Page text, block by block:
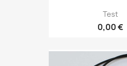
Test
0,00 €